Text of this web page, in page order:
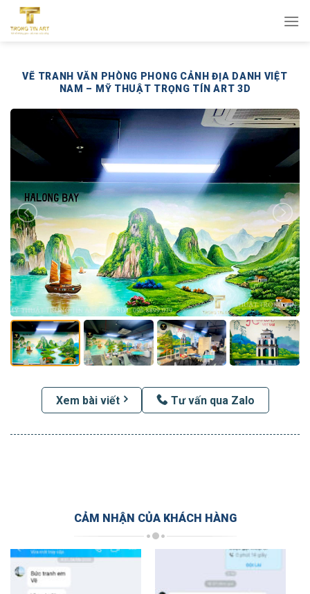
qua
VẼ TRANH VĂN PHÒNG PHONG CẢNH ĐỊA DANH VIỆT
NAM – MỸ THUẬT TRỌNG TÍN ART 3D
Xem bài viết Tư vấn qua Zalo
CẢM NHẬN CỦA KHÁCH HÀNG